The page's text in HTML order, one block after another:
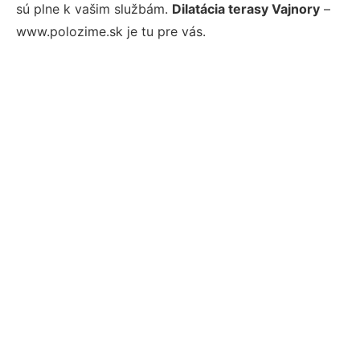
sú plne k vašim službám. Dilatácia terasy Vajnory –
www.polozime.sk je tu pre vás.